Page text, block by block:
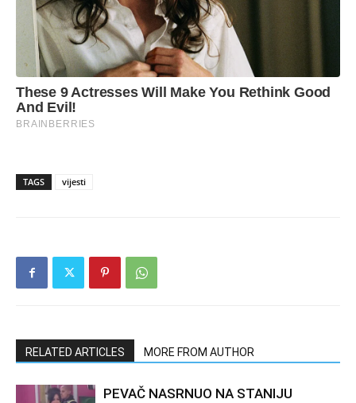
TAGS vijesti
RELATED ARTICLES MORE FROM AUTHOR
PEVAČ NASRNUO NA STANIJU